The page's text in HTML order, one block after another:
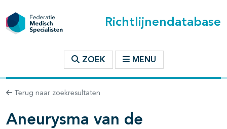
Richtlijnendatabase
ZOEK MENU
Terug naar zoekresultaten
Aneurysma van de
binnen deze richtlijn